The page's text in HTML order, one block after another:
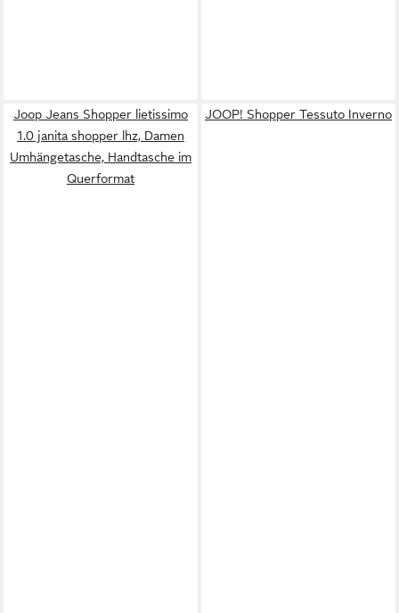
Joop Jeans Shopper lietissimo
1.0 janita shopper lhz, Damen
Umhängetasche, Handtasche im
Querformat
JOOP! Shopper Tessuto Inverno